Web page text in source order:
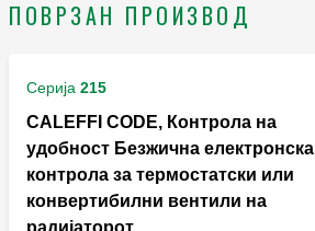
ПОВРЗАН ПРОИЗВОД
Серија 215
CALEFFI CODE, Контрола на
удобност Безжична електронска
контрола за термостатски или
конвертибилни вентили на